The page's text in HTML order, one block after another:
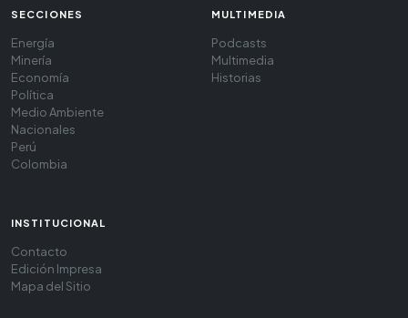
SECCIONES
Energía
Minería
Economía
Política
Medio Ambiente
Nacionales
Perú
Colombia
MULTIMEDIA
Podcasts
Multimedia
Historias
INSTITUCIONAL
Contacto
Edición Impresa
Mapa del Sitio